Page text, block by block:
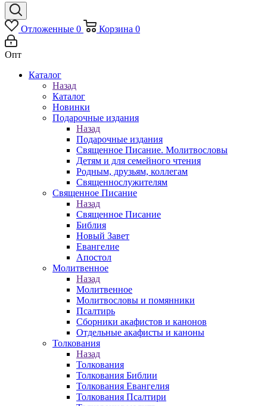
Отложенные 0 Корзина 0
Опт
Каталог
Назад
Каталог
Новинки
Подарочные издания
Назад
Подарочные издания
Священное Писание. Молитвословы
Детям и для семейного чтения
Родным, друзьям, коллегам
Священнослужителям
Священное Писание
Назад
Священное Писание
Библия
Новый Завет
Евангелие
Апостол
Молитвенное
Назад
Молитвенное
Молитвословы и помянники
Псалтирь
Сборники акафистов и канонов
Отдельные акафисты и каноны
Толкования
Назад
Толкования
Толкования Библии
Толкования Евангелия
Толкования Псалтири